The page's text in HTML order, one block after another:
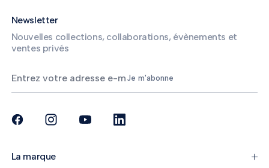
Newsletter
Nouvelles collections, collaborations, évènements et
ventes privés
Je m'abonne
La marque